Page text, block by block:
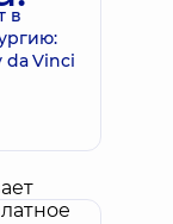
в
da Vinci